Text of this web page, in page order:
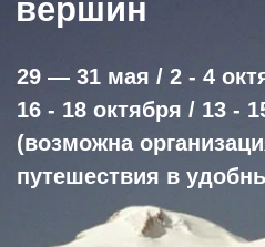
16 - 18 октября / 13 - 15 ноября
путешествия в удобные для